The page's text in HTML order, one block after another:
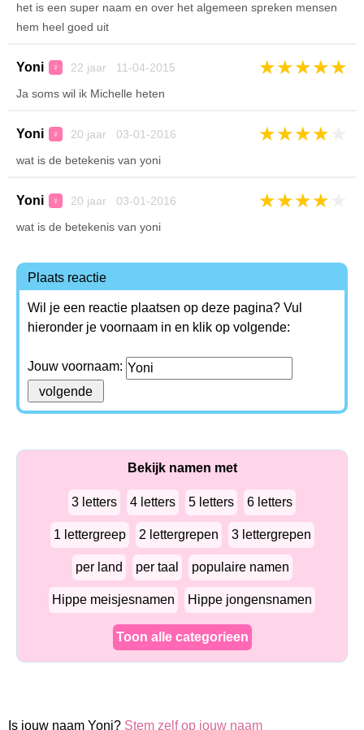
het is een super naam en over het algemeen spreken mensen
hem heel goed uit
Yoni ♀ 22 jaar 11-04-2015 ★★★★★
Ja soms wil ik Michelle heten
Yoni ♀ 20 jaar 03-01-2016 ★★★★
wat is de betekenis van yoni
Yoni ♀ 20 jaar 03-01-2016 ★★★★
wat is de betekenis van yoni
Plaats reactie
Wil je een reactie plaatsen op deze pagina? Vul
hieronder je voornaam in en klik op volgende:
Jouw voornaam:
Bekijk namen met
3 letters 4 letters 5 letters 6 letters
1 lettergreep 2 lettergrepen 3 lettergrepen
per land per taal populaire namen
Hippe meisjesnamen Hippe jongensnamen
Toon alle categorieen
Is jouw naam Yoni? Stem zelf op jouw naam